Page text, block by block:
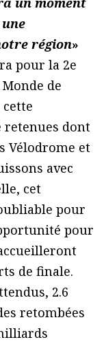
région»
pour la 2e
de
cette
retenues dont
Vélodrome et
avec
cet
pour
pour
de finale.
2.6
retombées